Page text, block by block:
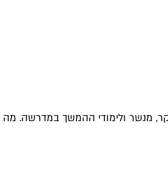
מנשר ולימודי ההמשך במדרשה. מה